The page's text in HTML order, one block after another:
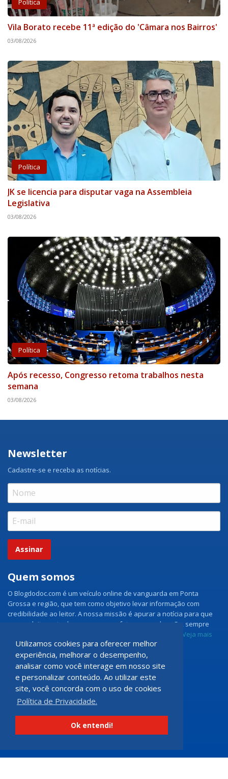
Utilizamos cookies para oferecer melhor
experiência, melhorar o desempenho,
analisar como você interage em nosso site
e personalizar conteúdo. Ao utilizar este
site, você concorda com o uso de cookies
Política de Privacidade.
Ok entendi!
Política
Vila Borato recebe 11ª edição do 'Câmara nos Bairros'
03/08/2026
Política
JK se licencia para disputar vaga na Assembleia
Legislativa
03/08/2026
Política
Após recesso, Congresso retoma trabalhos nesta
semana
03/08/2026
Newsletter
Cadastre-se e receba as notícias.
Assinar
Quem somos
O Blogdodoc.com é um veículo online de vanguarda em Ponta
Grossa e região, que tem como objetivo levar informação com
credibilidade ao leitor. A nossa missão é apurar a notícia para que
nossos leitores tenham acesso aos fatos como eles são, sempre
Veja mais
Grupo Doc.com
Rua Rio de Janeiro, 150 - Sala 102
CEP: 84070-060 - Nova Rússia
Ponta Grossa \ PR